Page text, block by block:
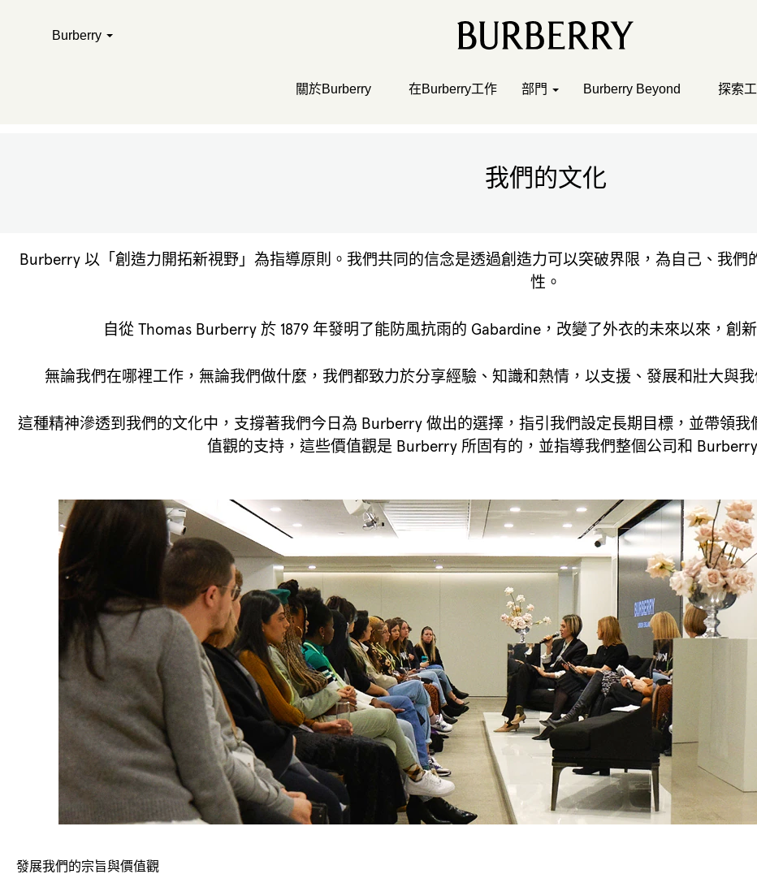
Burberry
關於Burberry 在Burberry工作 部門 Burberry Beyond 探索
我們的文化
Burberry 以「創造力開拓新視野」為指導原則。我們共同的信念是透過創造力可以突破界限，為自己、我
性。​​
自從 Thomas Burberry 於 1879 年發明了能防風抗雨的 Gabardine，改變了外衣的未來以來，創
無論我們在哪裡工作，無論我們做什麼，我們都致力於分享經驗、知識和熱情，以支援、發展和壯大與
這種精神滲透到我們的文化中，支撐著我們今日為 Burberry 做出的選擇，指引我們設定長期目標，並帶領
值觀的支持，這些價值觀是 Burberry 所固有的，並指導我們整個公司和
發展我們的宗旨與價值觀